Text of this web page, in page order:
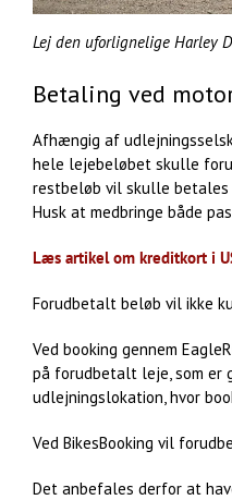
Lej den uforlignelige Harley
Betaling ved
Afhængig af
hele lejebeløbet skulle
restbeløb vil skulle
Husk at medbringe både
Læs artikel om kreditkort i
Forudbetalt beløb vil ikke
Ved booking gennem
på forudbetalt leje, som er
udlejningslokation, hvor
Ved BikesBooking vil
Det anbefales derfor at